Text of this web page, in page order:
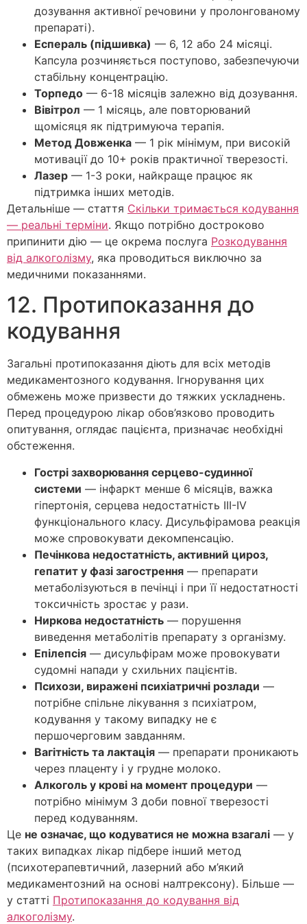
дозування активної речовини у пролонгованому
препараті).
Еспераль (підшивка) — 6, 12 або 24 місяці.
Капсула розчиняється поступово, забезпечуючи
стабільну концентрацію.
Торпедо — 6-18 місяців залежно від дозування.
Вівітрол — 1 місяць, але повторюваний
щомісяця як підтримуюча терапія.
Метод Довженка — 1 рік мінімум, при високій
мотивації до 10+ років практичної тверезості.
Лазер — 1-3 роки, найкраще працює як
підтримка інших методів.
Детальніше — стаття Скільки тримається кодування
— реальні терміни. Якщо потрібно достроково
припинити дію — це окрема послуга Розкодування
від алкоголізму, яка проводиться виключно за
медичними показаннями.
12. Протипоказання до
кодування
Загальні протипоказання діють для всіх методів
медикаментозного кодування. Ігнорування цих
обмежень може призвести до тяжких ускладнень.
Перед процедурою лікар обов’язково проводить
опитування, оглядає пацієнта, призначає необхідні
обстеження.
Гострі захворювання серцево-судинної
системи — інфаркт менше 6 місяців, важка
гіпертонія, серцева недостатність III-IV
функціонального класу. Дисульфірамова реакція
може спровокувати декомпенсацію.
Печінкова недостатність, активний цироз,
гепатит у фазі загострення — препарати
метаболізуються в печінці і при її недостатності
токсичність зростає у рази.
Ниркова недостатність — порушення
виведення метаболітів препарату з організму.
Епілепсія — дисульфірам може провокувати
судомні напади у схильних пацієнтів.
Психози, виражені психіатричні розлади —
потрібне спільне лікування з психіатром,
кодування у такому випадку не є
першочерговим завданням.
Вагітність та лактація — препарати проникають
через плаценту і у грудне молоко.
Алкоголь у крові на момент процедури —
потрібно мінімум 3 доби повної тверезості
перед кодуванням.
Це не означає, що кодуватися не можна взагалі — у
таких випадках лікар підбере інший метод
(психотерапевтичний, лазерний або м’який
медикаментозний на основі налтрексону). Більше —
у статті Протипоказання до кодування від
алкоголізму.